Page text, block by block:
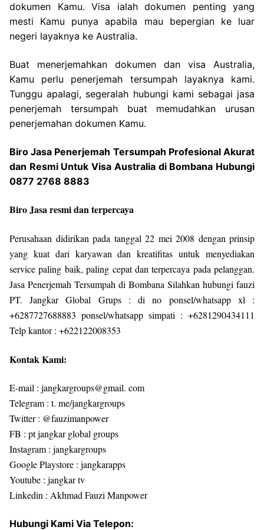
dokumen Kamu. Visa ialah dokumen penting yang
mesti Kamu punya apabila mau bepergian ke luar
negeri layaknya ke Australia.
Buat menerjemahkan dokumen dan visa Australia,
Kamu perlu penerjemah tersumpah layaknya kami.
Tunggu apalagi, segeralah hubungi kami sebagai jasa
penerjemah tersumpah buat memudahkan urusan
penerjemahan dokumen Kamu.
Biro Jasa Penerjemah Tersumpah Profesional Akurat
dan Resmi Untuk Visa Australia di Bombana Hubungi
0877 2768 8883
Biro Jasa resmi dan terpercaya
Perusahaan didirikan pada tanggal 22 mei 2008 dengan prinsip
yang kuat dari karyawan dan kreatifitas untuk menyediakan
service paling baik, paling cepat dan terpercaya pada pelanggan.
Jasa Penerjemah Tersumpah di Bombana Silahkan hubungi fauzi
PT. Jangkar Global Grups : di no ponsel/whatsapp xl :
+6287727688883 ponsel/whatsapp simpati : +6281290434111
Telp kantor : +622122008353
Kontak Kami:
E-mail : jangkargroups@gmail. com
Telegram : t. me/jangkargroups
Twitter : @fauzimanpower
FB : pt jangkar global groups
Instagram : jangkargroups
Google Playstore : jangkarapps
Youtube : jangkar tv
Linkedin : Akhmad Fauzi Manpower
Hubungi Kami Via Telepon: